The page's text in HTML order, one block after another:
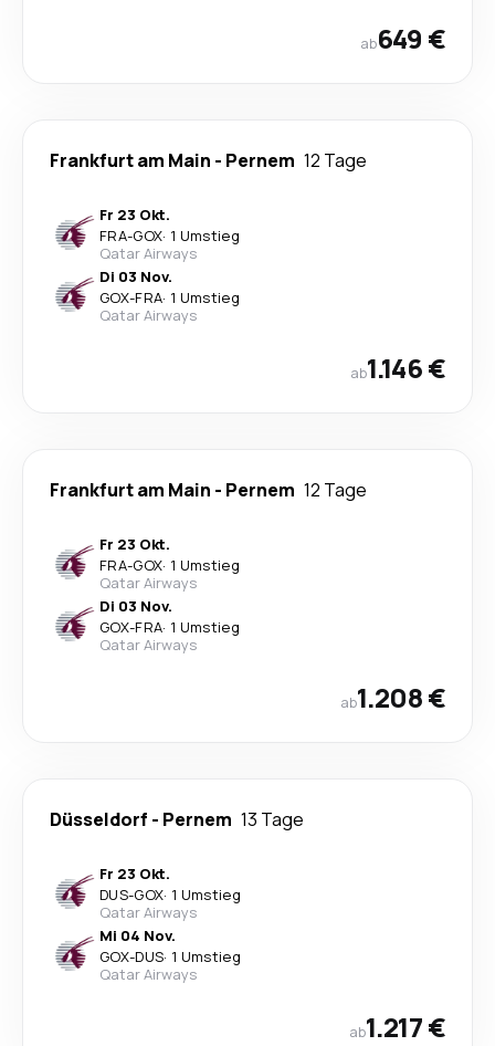
ab649 €
Frankfurt am Main - Pernem 12 Tage
Fr 23 Okt.
FRA-GOX· 1 Umstieg
Qatar Airways
Di 03 Nov.
GOX-FRA· 1 Umstieg
Qatar Airways
ab1.146 €
Frankfurt am Main - Pernem 12 Tage
Fr 23 Okt.
FRA-GOX· 1 Umstieg
Qatar Airways
Di 03 Nov.
GOX-FRA· 1 Umstieg
Qatar Airways
ab1.208 €
Düsseldorf - Pernem 13 Tage
Fr 23 Okt.
DUS-GOX· 1 Umstieg
Qatar Airways
Mi 04 Nov.
GOX-DUS· 1 Umstieg
Qatar Airways
ab1.217 €